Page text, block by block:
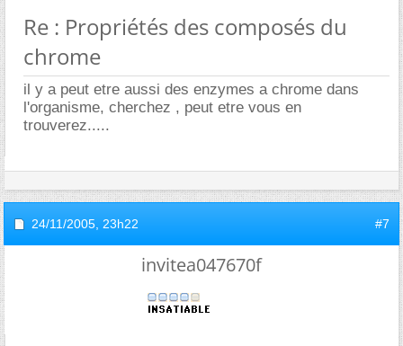
Re : Propriétés des composés du
chrome
il y a peut etre aussi des enzymes a chrome dans
l'organisme, cherchez , peut etre vous en
trouverez.....
24/11/2005, 23h22 #7
invitea047670f